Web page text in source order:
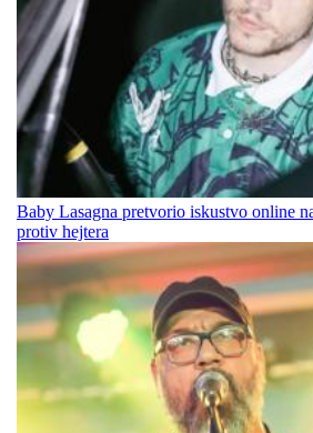
Baby Lasagna pretvorio iskustvo online
protiv hejtera